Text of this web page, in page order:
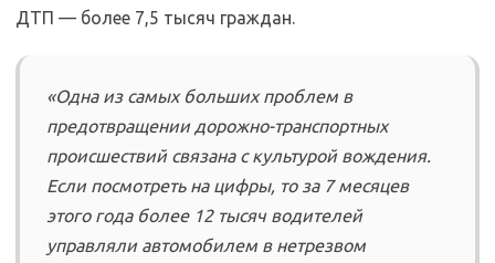
ДТП — более 7,5 тысяч граждан.
«Одна из самых больших проблем в
предотвращении дорожно-транспортных
происшествий связана с культурой вождения.
Если посмотреть на цифры, то за 7 месяцев
этого года более 12 тысяч водителей
управляли автомобилем в нетрезвом